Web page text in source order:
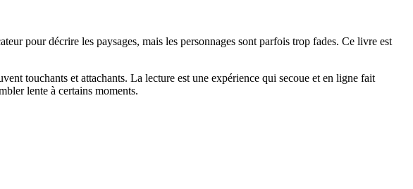
pour décrire les paysages, mais les personnages sont parfois trop fades. Ce livre est
touchants et attachants. La lecture est une expérience qui secoue et en ligne fait
lente à certains moments.